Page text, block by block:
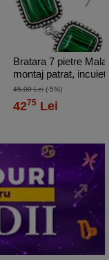
Bratara 7 pietre
montaj patrat,
45,00 Lei (-5%)
4275 Lei